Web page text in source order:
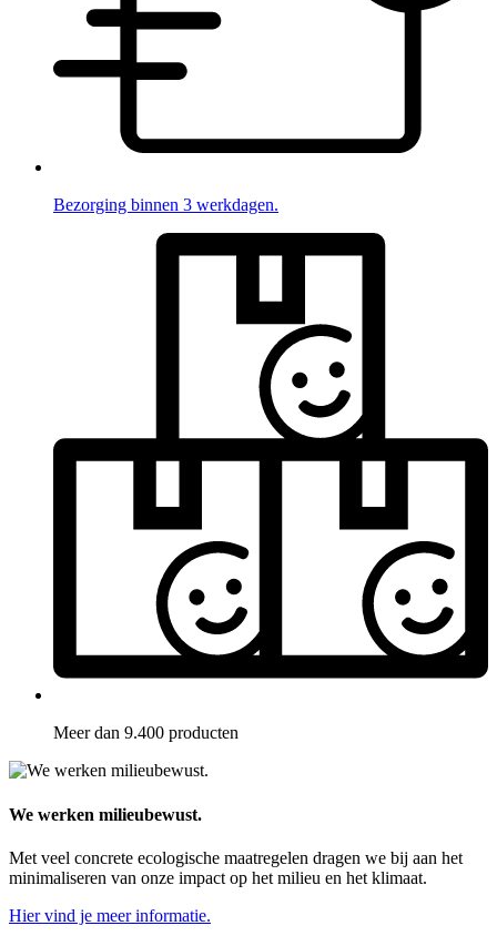
Bezorging binnen 3 werkdagen.
Meer dan 9.400 producten
We werken milieubewust.
Met veel concrete ecologische maatregelen dragen we bij aan het
minimaliseren van onze impact op het milieu en het klimaat.
Hier vind je meer informatie.